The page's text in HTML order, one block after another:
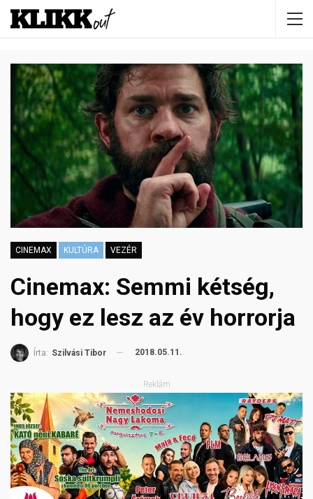
CINEMAX KULTÚRA VEZÉR
Cinemax: Semmi kétség,
hogy ez lesz az év horrorja
Írta: Szilvási Tibor 2018.05.11.
Reklám